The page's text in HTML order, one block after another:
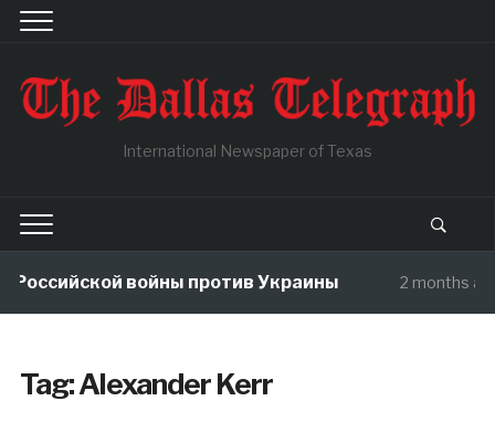
International Newspaper of Texas
войны против Украины 2 months ago
Tag:Alexander Kerr